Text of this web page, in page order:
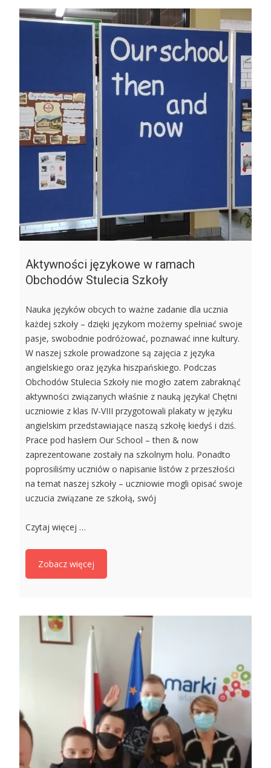
Aktywności językowe w ramach
Obchodów Stulecia Szkoły
Nauka języków obcych to ważne zadanie dla ucznia
każdej szkoły – dzięki językom możemy spełniać swoje
pasje, swobodnie podróżować, poznawać inne kultury.
W naszej szkole prowadzone są zajęcia z języka
angielskiego oraz języka hiszpańskiego. Podczas
Obchodów Stulecia Szkoły nie mogło zatem zabraknąć
aktywności związanych właśnie z nauką języka! Chętni
uczniowie z klas IV-VIII przygotowali plakaty w języku
angielskim przedstawiające naszą szkołę kiedyś i dziś.
Prace pod hasłem Our School – then & now
zaprezentowane zostały na szkolnym holu. Ponadto
poprosiliśmy uczniów o napisanie listów z przeszłości
na temat naszej szkoły – uczniowie mogli opisać swoje
uczucia związane ze szkołą, swój
Czytaj więcej …
Zobacz więcej